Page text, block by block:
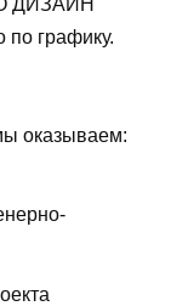
ДИЗАЙН
графику.
оказываем: